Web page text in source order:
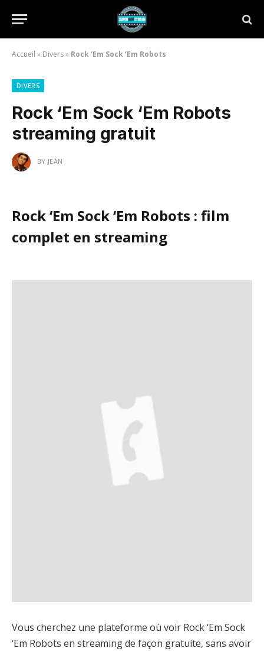
Accueil » Divers» Rock ‘Em Sock ‘Em Robots
DIVERS
Rock ‘Em Sock ‘Em Robots
streaming gratuit
BY JEAN
Rock ‘Em Sock ‘Em Robots : film
complet en streaming
Vous cherchez une plateforme où voir Rock ‘Em Sock
‘Em Robots en streaming de façon gratuite, sans avoir